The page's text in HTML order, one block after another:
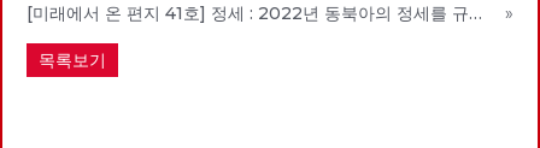
[미래에서 온 편지 41호] 정세 : 2022년 동북아의 정세를 규정하는 네 가지 요인
»
목록보기